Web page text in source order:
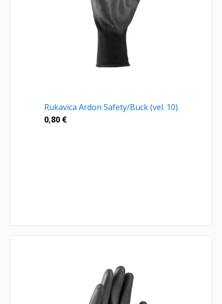
Rukavica Ardon Safety/Buck (vel. 10)
0,80 €